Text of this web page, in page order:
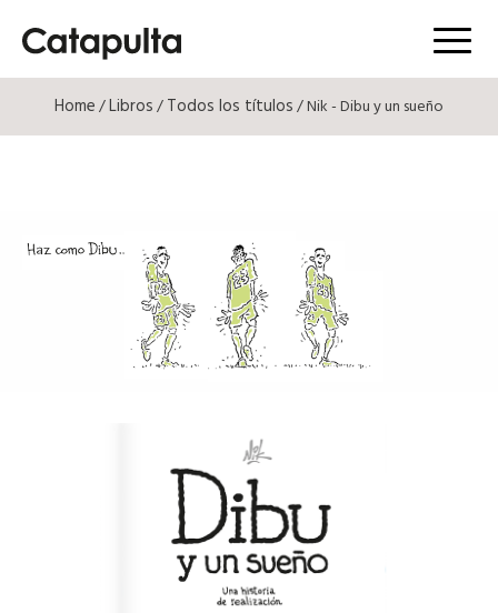
Menú
Home/Libros/Todos los títulos/ Nik - Dibu y un sueño